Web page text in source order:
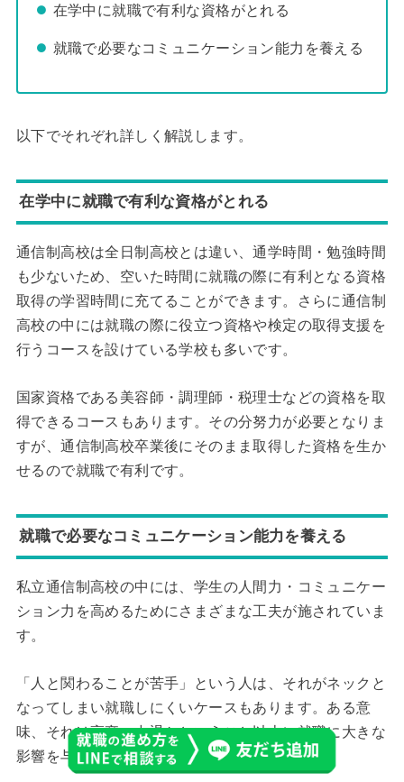
在学中に就職で有利な資格がとれる
就職で必要なコミュニケーション能力を養える
以下でそれぞれ詳しく解説します。
在学中に就職で有利な資格がとれる
通信制高校は全日制高校とは違い、通学時間・勉強時間
も少ないため、空いた時間に就職の際に有利となる資格
取得の学習時間に充てることができます。さらに通信制
高校の中には就職の際に役立つ資格や検定の取得支援を
行うコースを設けている学校も多いです。
国家資格である美容師・調理師・税理士などの資格を取
得できるコースもあります。その分努力が必要となりま
すが、通信制高校卒業後にそのまま取得した資格を生か
せるので就職で有利です。
就職で必要なコミュニケーション能力を養える
私立通信制高校の中には、学生の人間力・コミュニケー
ション力を高めるためにさまざまな工夫が施されていま
す。
「人と関わることが苦手」という人は、それがネックと
なってしまい就職しにくいケースもあります。ある意
味、それは高卒・中退かということ以上に就職に大きな
影響を与えるかもしれません。